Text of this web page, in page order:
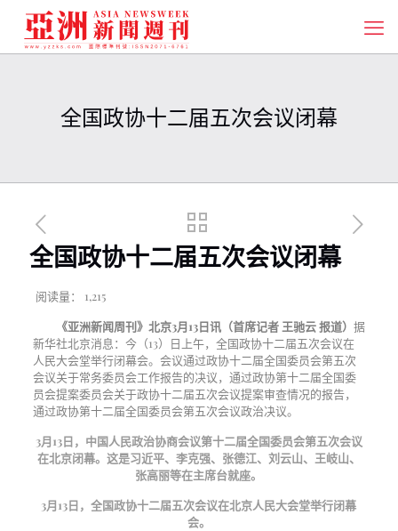
全国政协十二届五次会议闭幕
全国政协十二届五次会议闭幕
阅读量：
1,215
《亚洲新闻周刊》北京3月13日讯（首席记者 王驰云 报道） 据
新华社北京消息：今（13）日上午，全国政协十二届五次会议在
人民大会堂举行闭幕会。会议通过政协十二届全国委员会第五次
会议关于常务委员会工作报告的决议，通过政协第十二届全国委
员会提案委员会关于政协十二届五次会议提案审查情况的报告，
通过政协第十二届全国委员会第五次会议政治决议。
3月13日，中国人民政治协商会议第十二届全国委员会第五次会议
在北京闭幕。这是习近平、李克强、张德江、刘云山、王岐山、
张高丽等在主席台就座。
3月13日，全国政协十二届五次会议在北京人民大会堂举行闭幕
会。